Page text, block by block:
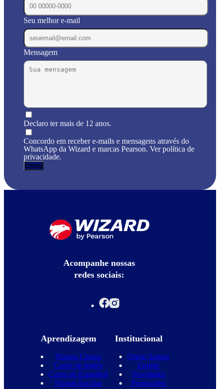
Seu melhor e-mail
Mensagem
Declaro ter mais de 12 anos.
Concordo em receber e-mails e mensagens através do
WhatsApp da Wizard e marcas Pearson. Ver política de
privacidade.
Acompanhe nossas
redes sociais:
Aprendizagem
Nossos Cursos
Curso de Inglês
Curso de Espanhol
Nossas Escolas
Institucional
Quem Somos
Equipe
Novidades
Promoções